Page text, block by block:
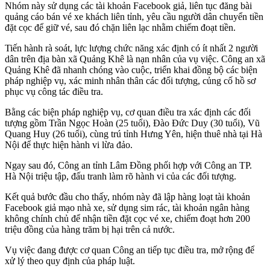
Nhóm này sử dụng các tài khoản Facebook giả, liên tục đăng bài
quảng cáo bán vé xe khách liên tỉnh, yêu cầu người dân chuyển tiền
đặt cọc để giữ vé, sau đó chặn liên lạc nhằm chiếm đoạt tiền.
Tiến hành rà soát, lực lượng chức năng xác định có ít nhất 2 người
dân trên địa bàn xã Quảng Khê là nạn nhân của vụ việc. Công an xã
Quảng Khê đã nhanh chóng vào cuộc, triển khai đồng bộ các biện
pháp nghiệp vụ, xác minh nhân thân các đối tượng, củng cố hồ sơ
phục vụ công tác điều tra.
Bằng các biện pháp nghiệp vụ, cơ quan điều tra xác định các đối
tượng gồm Trần Ngọc Hoàn (25 tuổi), Đào Đức Duy (30 tuổi), Vũ
Quang Huy (26 tuổi), cùng trú tỉnh Hưng Yên, hiện thuê nhà tại Hà
Nội để thực hiện hành vi lừa đảo.
Ngay sau đó, Công an tỉnh Lâm Đồng phối hợp với Công an TP.
Hà Nội triệu tập, đấu tranh làm rõ hành vi của các đối tượng.
Kết quả bước đầu cho thấy, nhóm này đã lập hàng loạt tài khoản
Facebook giả mạo nhà xe, sử dụng sim rác, tài khoản ngân hàng
không chính chủ để nhận tiền đặt cọc vé xe, chiếm đoạt hơn 200
triệu đồng của hàng trăm bị hại trên cả nước.
Vụ việc đang được cơ quan Công an tiếp tục điều tra, mở rộng để
xử lý theo quy định của pháp luật.